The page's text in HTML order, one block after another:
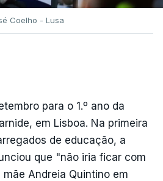
Coelho - Lusa
para o 1.º ano da
em Lisboa. Na primeira
de educação, a
que "não iria ficar com
Andreia Quintino em